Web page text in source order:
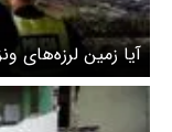
آیا زمین لرزه‌های
داشتند؟